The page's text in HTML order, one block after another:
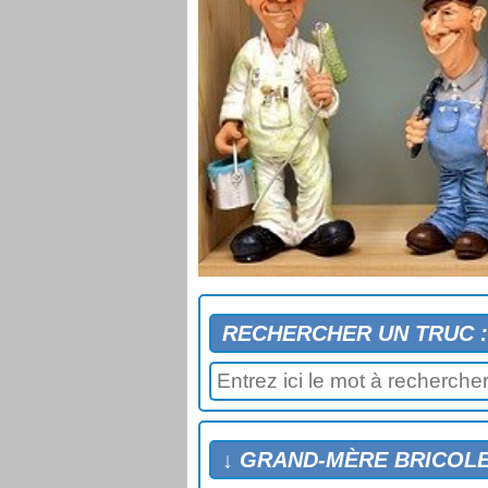
RECHERCHER UN TRUC :
↓ GRAND-MÈRE